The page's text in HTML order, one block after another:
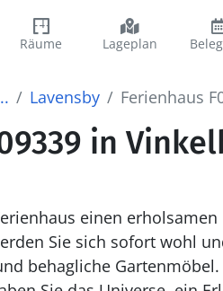
Räume Lageplan
Lavensby Ferienhaus
in
einen
Sie sich sofort wohl
behagliche